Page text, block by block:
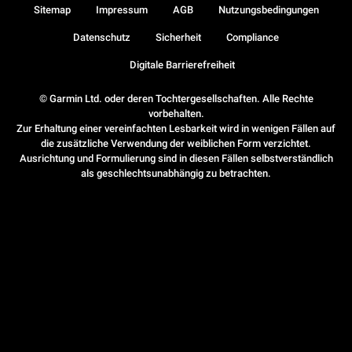
© Garmin Ltd. oder deren Tochtergesellschaften. Alle Rechte
vorbehalten.
Zur Erhaltung einer vereinfachten Lesbarkeit wird in wenigen Fällen auf
die zusätzliche Verwendung der weiblichen Form verzichtet.
Ausrichtung und Formulierung sind in diesen Fällen selbstverständlich
als geschlechtsunabhängig zu betrachten.
Sitemap Impressum AGB Nutzungsbedingungen
Datenschutz Sicherheit Compliance
Digitale Barrierefreiheit